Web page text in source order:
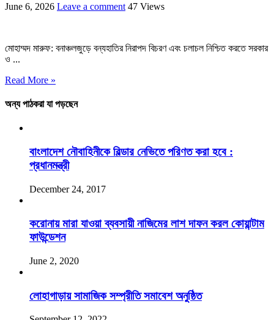
June 6, 2026 Leave a comment 47 Views
মোহাম্মদ মারুফ: বনাঞ্চলজুড়ে বন্যহাতির নিরাপদ বিচরণ এবং চলাচল নিশ্চিত করতে সরকার
ও ...
Read More »
অন্য পাঠকরা যা পড়ছেন
বাংলাদেশ নৌবাহিনীকে বিল্ডার নেভিতে পরিণত করা হবে :
প্রধানমন্ত্রী
December 24, 2017
করোনায় মারা যাওয়া ব্যবসায়ী নাজিমের লাশ দাফন করল কোয়ান্টাম
ফাউন্ডেশন
June 2, 2020
লোহাগাড়ায় সামাজিক সম্প্রীতি সমাবেশ অনুষ্ঠিত